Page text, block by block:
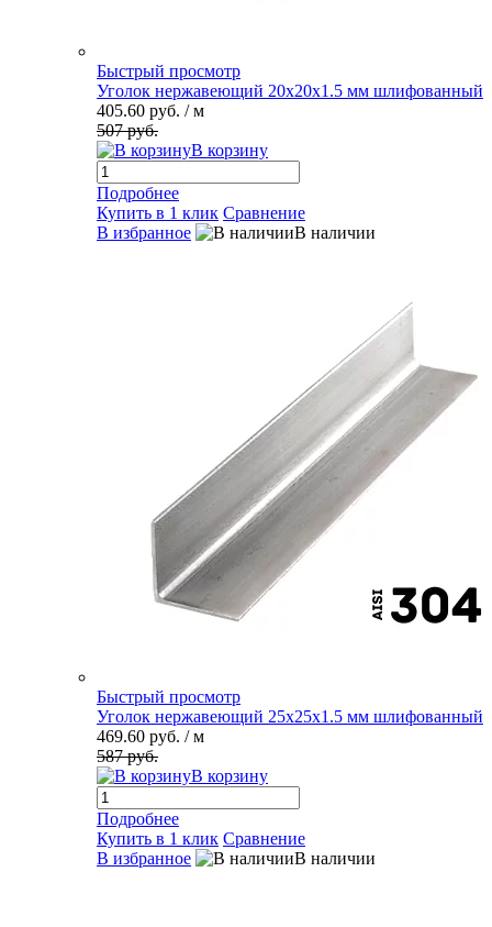
Быстрый просмотр
Уголок нержавеющий 20х20х1.5 мм шлифованный
405.60 руб. / м
507 руб.
В корзину
Подробнее
Купить в 1 клик Сравнение
В избранное
В наличии
Быстрый просмотр
Уголок нержавеющий 25х25х1.5 мм шлифованный
469.60 руб. / м
587 руб.
В корзину
Подробнее
Купить в 1 клик Сравнение
В избранное
В наличии